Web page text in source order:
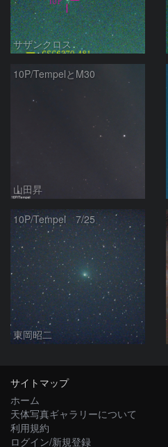
サザンクロス
10P/TempelとM30
山田昇
10P/Tempel 7/25
東岡昭二
サイトマップ
ホーム
天体写真ギャラリーについて
利用規約
ログイン/新規登録